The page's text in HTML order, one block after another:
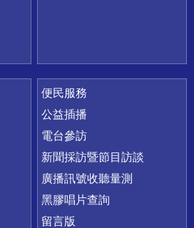
便民服務
公益插播
電台參訪
新聞採訪暨節目訪談
廣播訊號收聽量測
黑膠唱片查詢
留言版